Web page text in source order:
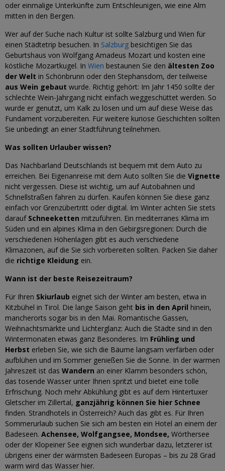
oder einmalige Unterkünfte zum Entschleunigen, wie eine Alm
mitten in den Bergen.
Wer auf der Suche nach Kultur ist sollte Salzburg und Wien für
einen Städtetrip besuchen. In Salzburg besichtigen Sie das
Geburtshaus von Wolfgang Amadeus Mozart und kosten eine
köstliche Mozartkugel. In Wien bestaunen Sie den ältesten Zoo
der Welt in Schönbrunn oder den Stephansdom, der teilweise
aus Wein gebaut wurde. Richtig gehört: Im Jahr 1450 sollte der
schlechte Wein-Jahrgang nicht einfach weggeschüttet werden. So
wurde er genutzt, um Kalk zu lösen und um auf diese Weise das
Fundament vorzubereiten. Für weitere kuriose Geschichten sollten
Sie unbedingt an einer Stadtführung teilnehmen.
Was sollten Urlauber wissen?
Das Nachbarland Deutschlands ist bequem mit dem Auto zu
erreichen. Bei Eigenanreise mit dem Auto sollten Sie die Vignette
nicht vergessen. Diese ist wichtig, um auf Autobahnen und
Schnellstraßen fahren zu dürfen. Kaufen können Sie diese ganz
einfach vor Grenzübertritt oder digital. Im Winter achten Sie stets
darauf Schneeketten mitzuführen. Ein mediterranes Klima im
Süden und ein alpines Klima in den Gebirgsregionen: Durch die
verschiedenen Höhenlagen gibt es auch verschiedene
Klimazonen, auf die Sie sich vorbereiten sollten. Packen Sie daher
die richtige Kleidung ein.
Wann ist der beste Reisezeitraum?
Für Ihren Skiurlaub eignet sich der Winter am besten, etwa in
Kitzbühel in Tirol. Die lange Saison geht bis in den April hinein,
mancherorts sogar bis in den Mai. Romantische Gassen,
Weihnachtsmärkte und Lichterglanz: Auch die Städte sind in den
Wintermonaten etwas ganz Besonderes. Im Frühling und
Herbst erleben Sie, wie sich die Bäume langsam verfärben oder
aufblühen und im Sommer genießen Sie die Sonne. In der warmen
Jahreszeit ist das Wandern an einer Klamm besonders schön,
das tosende Wasser unter Ihnen spritzt und bietet eine tolle
Erfrischung. Noch mehr Abkühlung gibt es auf dem Hintertuxer
Gletscher im Zillertal, ganzjährig können Sie hier Schnee
finden. Strandhotels in Österreich? Auch das gibt es. Für Ihren
Sommerurlaub suchen Sie sich am besten ein Hotel an einem der
Badeseen. Achensee, Wolfgangsee, Mondsee, Wörthersee
oder der Klopeiner See eignen sich wunderbar dazu, letzterer ist
übrigens einer der wärmsten Badeseen Europas – bis zu 28 Grad
warm wird das Wasser hier.